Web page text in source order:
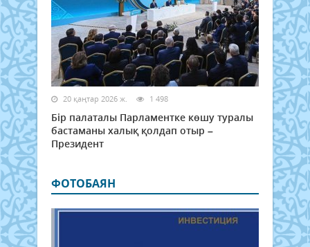
20 қаңтар 2026 ж. 1 498
Бір палаталы Парламентке көшу туралы
бастаманы халық қолдап отыр –
Президент
ФОТОБАЯН